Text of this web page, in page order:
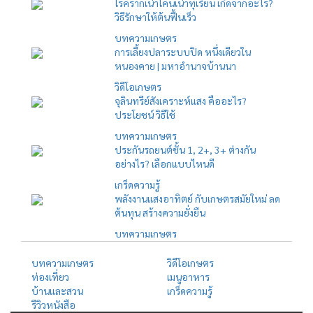
โรครากเน่าโคนเน่าทุเรียน เกิดจากอะไร?
วิธีรักษาให้ต้นฟื้นเร็ว
บทความเกษตร
การเลี้ยงปลาระบบปิด หนึ่งเดียวใน
หนองคาย | มหาอำนาจบ้านนา
วิดีโอเกษตร
จุลินทรีย์สังเคราะห์แสง คืออะไร?
ประโยชน์ วิธีใช้
บทความเกษตร
ประกันรถยนต์ชั้น 1, 2+, 3+ ต่างกัน
อย่างไร? เลือกแบบไหนดี
เกร็ดความรู้
พลังงานแสงอาทิตย์ กับเกษตรสมัยใหม่ ลด
ต้นทุน สร้างความยั่งยืน
บทความเกษตร
บทความเกษตร
วิดีโอเกษตร
ท่องเที่ยว
เมนูอาหาร
บ้านและสวน
เกร็ดความรู้
รีวิวหนังสือ